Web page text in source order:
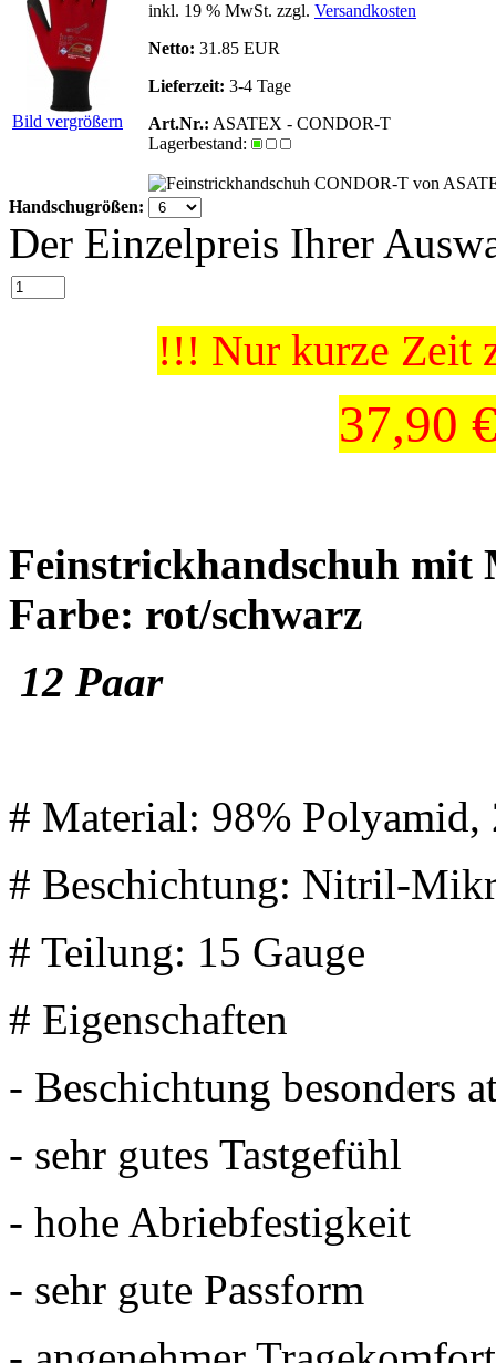
Bild vergrößern
inkl. 19 % MwSt. zzgl. Versandkosten
Netto: 31.85 EUR
Lieferzeit: 3-4 Tage
Art.Nr.: ASATEX - CONDOR-T
Lagerbestand:
Handschugrößen:
Der Einzelpreis Ihrer
!!! Nur kurze Zeit
37,90
Feinstrickhandschuh mit
Farbe: rot/schwarz
12 Paar
# Material: 98% Polyamid,
# Beschichtung: Nitril-
# Teilung: 15 Gauge
# Eigenschaften
- Beschichtung besonders
- sehr gutes Tastgefühl
- hohe Abriebfestigkeit
- sehr gute Passform